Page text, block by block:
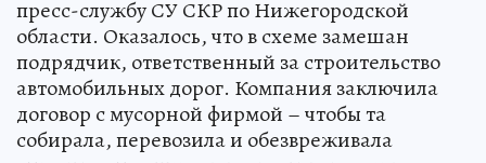
пресс-службу СУ СКР по Нижегородской
области. Оказалось, что в схеме замешан
подрядчик, ответственный за строительство
автомобильных дорог. Компания заключила
договор с мусорной фирмой – чтобы та
собирала, перевозила и обезвреживала